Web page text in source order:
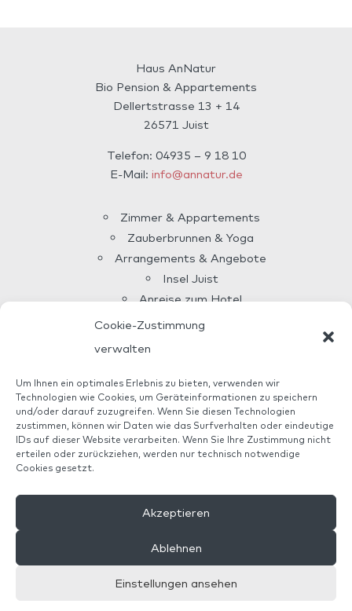
Cookie-Zustimmung
verwalten
Um Ihnen ein optimales Erlebnis zu bieten, verwenden wir
Technologien wie Cookies, um Geräteinformationen zu speichern
und/oder darauf zuzugreifen. Wenn Sie diesen Technologien
zustimmen, können wir Daten wie das Surfverhalten oder eindeutige
IDs auf dieser Website verarbeiten. Wenn Sie Ihre Zustimmung nicht
erteilen oder zurückziehen, werden nur technisch notwendige
Cookies gesetzt.
Akzeptieren
Ablehnen
Einstellungen ansehen
Haus AnNatur
Bio Pension & Appartements
Dellertstrasse 13 + 14
26571 Juist
Telefon: 04935 – 9 18 10
E-Mail: info@annatur.de
Zimmer & Appartements
Zauberbrunnen & Yoga
Arrangements & Angebote
Insel Juist
Anreise zum Hotel
Haus AnNatur ist ein zertifizierter Betrieb mit eigener
ÖKO-Kontrollnummer DE-ÖKO-006. Wir garantieren 100%
Bio-Premiumqualität.
Haus AnNatur ist Mitglied beiBiohotels.de.
© 2014–2026 Haus AnNatur |